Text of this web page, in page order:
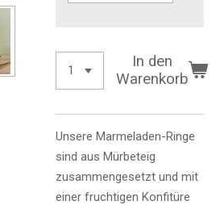
In den
Warenkorb
Unsere Marmeladen-Ringe
sind aus Mürbeteig
zusammengesetzt und mit
einer fruchtigen Konfitüre